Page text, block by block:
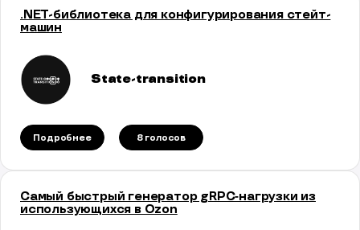
.NET-библиотека для конфигурирования стейт-
машин
State-transition
Подробнее 8 голосов
Самый быстрый генератор gRPC‑нагрузки из
использующихся в Ozon